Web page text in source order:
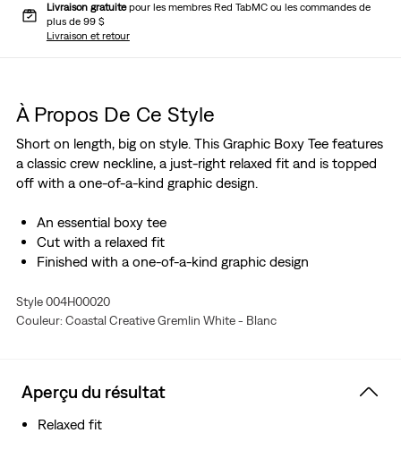
Livraison gratuitepour les membres Red TabMC ou les commandes de
plus de 99 $
Livraison et retour
À Propos De Ce Style
Short on length, big on style. This Graphic Boxy Tee features
a classic crew neckline, a just-right relaxed fit and is topped
off with a one-of-a-kind graphic design.
An essential boxy tee
Cut with a relaxed fit
Finished with a one-of-a-kind graphic design
Style 004H00020
Couleur: Coastal Creative Gremlin White - Blanc
Aperçu du résultat
Relaxed fit